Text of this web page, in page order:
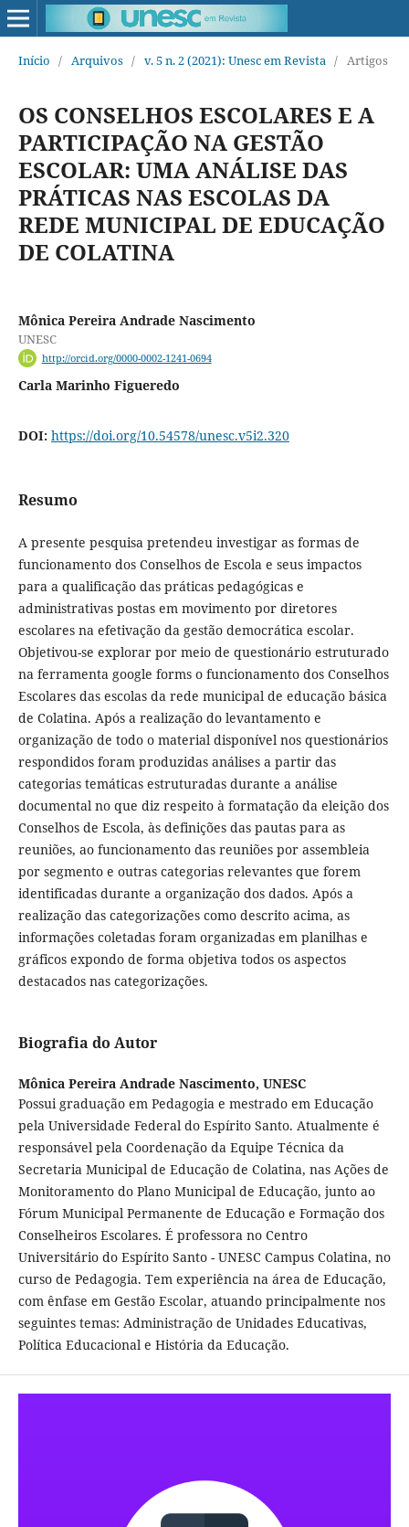
Início / Arquivos / v. 5 n. 2 (2021): Unesc em Revista / Artigos
OS CONSELHOS ESCOLARES E A
PARTICIPAÇÃO NA GESTÃO
ESCOLAR: UMA ANÁLISE DAS
PRÁTICAS NAS ESCOLAS DA
REDE MUNICIPAL DE EDUCAÇÃO
DE COLATINA
Mônica Pereira Andrade Nascimento
UNESC
http://orcid.org/0000-0002-1241-0694
Carla Marinho Figueredo
DOI: https://doi.org/10.54578/unesc.v5i2.320
Resumo
A presente pesquisa pretendeu investigar as formas de
funcionamento dos Conselhos de Escola e seus impactos
para a qualificação das práticas pedagógicas e
administrativas postas em movimento por diretores
escolares na efetivação da gestão democrática escolar.
Objetivou-se explorar por meio de questionário estruturado
na ferramenta google forms o funcionamento dos Conselhos
Escolares das escolas da rede municipal de educação básica
de Colatina. Após a realização do levantamento e
organização de todo o material disponível nos questionários
respondidos foram produzidas análises a partir das
categorias temáticas estruturadas durante a análise
documental no que diz respeito à formatação da eleição dos
Conselhos de Escola, às definições das pautas para as
reuniões, ao funcionamento das reuniões por assembleia
por segmento e outras categorias relevantes que forem
identificadas durante a organização dos dados. Após a
realização das categorizações como descrito acima, as
informações coletadas foram organizadas em planilhas e
gráficos expondo de forma objetiva todos os aspectos
destacados nas categorizações.
Biografia do Autor
Mônica Pereira Andrade Nascimento, UNESC
Possui graduação em Pedagogia e mestrado em Educação
pela Universidade Federal do Espírito Santo. Atualmente é
responsável pela Coordenação da Equipe Técnica da
Secretaria Municipal de Educação de Colatina, nas Ações de
Monitoramento do Plano Municipal de Educação, junto ao
Fórum Municipal Permanente de Educação e Formação dos
Conselheiros Escolares. É professora no Centro
Universitário do Espírito Santo - UNESC Campus Colatina, no
curso de Pedagogia. Tem experiência na área de Educação,
com ênfase em Gestão Escolar, atuando principalmente nos
seguintes temas: Administração de Unidades Educativas,
Política Educacional e História da Educação.